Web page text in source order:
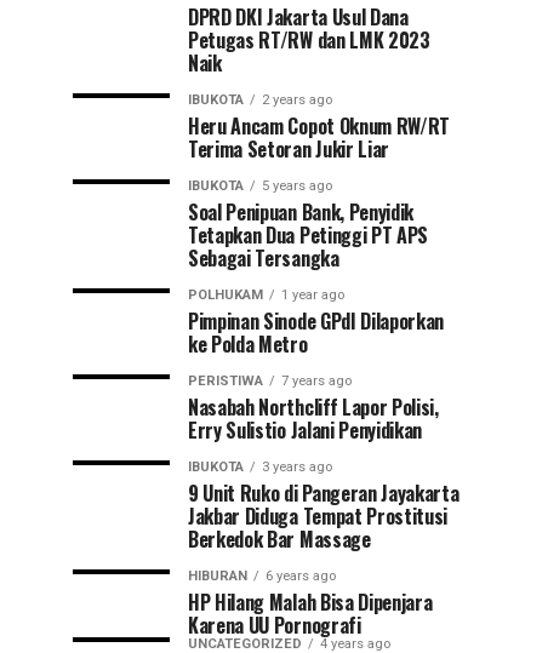
DPRD DKI Jakarta Usul Dana
Petugas RT/RW dan LMK 2023
Naik
IBUKOTA 2 years ago
Heru Ancam Copot Oknum RW/RT
Terima Setoran Jukir Liar
IBUKOTA 5 years ago
Soal Penipuan Bank, Penyidik
Tetapkan Dua Petinggi PT APS
Sebagai Tersangka
POLHUKAM 1 year ago
Pimpinan Sinode GPdI Dilaporkan
ke Polda Metro
PERISTIWA 7 years ago
Nasabah Northcliff Lapor Polisi,
Erry Sulistio Jalani Penyidikan
IBUKOTA 3 years ago
9 Unit Ruko di Pangeran Jayakarta
Jakbar Diduga Tempat Prostitusi
Berkedok Bar Massage
HIBURAN 6 years ago
HP Hilang Malah Bisa Dipenjara
Karena UU Pornografi
UNCATEGORIZED 4 years ago